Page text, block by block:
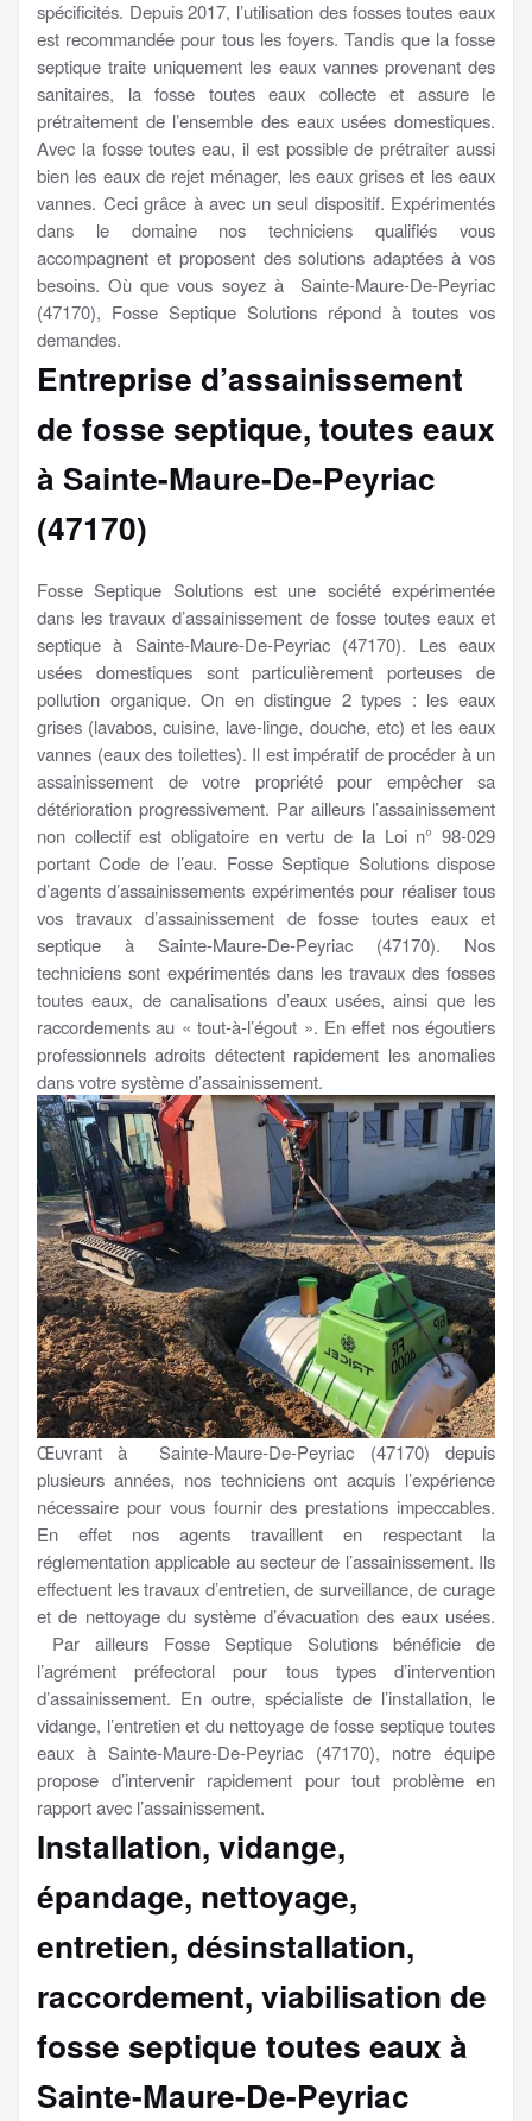
spécificités. Depuis 2017, l’utilisation des fosses toutes eaux
est recommandée pour tous les foyers. Tandis que la fosse
septique traite uniquement les eaux vannes provenant des
sanitaires, la fosse toutes eaux collecte et assure le
prétraitement de l’ensemble des eaux usées domestiques.
Avec la fosse toutes eau, il est possible de prétraiter aussi
bien les eaux de rejet ménager, les eaux grises et les eaux
vannes. Ceci grâce à avec un seul dispositif. Expérimentés
dans le domaine nos techniciens qualifiés vous
accompagnent et proposent des solutions adaptées à vos
besoins. Où que vous soyez à Sainte-Maure-De-Peyriac
(47170), Fosse Septique Solutions répond à toutes vos
demandes.
Entreprise d’assainissement
de fosse septique, toutes eaux
à Sainte-Maure-De-Peyriac
(47170)
Fosse Septique Solutions est une société expérimentée
dans les travaux d’assainissement de fosse toutes eaux et
septique à Sainte-Maure-De-Peyriac (47170). Les eaux
usées domestiques sont particulièrement porteuses de
pollution organique. On en distingue 2 types : les eaux
grises (lavabos, cuisine, lave-linge, douche, etc) et les eaux
vannes (eaux des toilettes). Il est impératif de procéder à un
assainissement de votre propriété pour empêcher sa
détérioration progressivement. Par ailleurs l’assainissement
non collectif est obligatoire en vertu de la Loi n° 98-029
portant Code de l’eau. Fosse Septique Solutions dispose
d’agents d’assainissements expérimentés pour réaliser tous
vos travaux d’assainissement de fosse toutes eaux et
septique à Sainte-Maure-De-Peyriac (47170). Nos
techniciens sont expérimentés dans les travaux des fosses
toutes eaux, de canalisations d’eaux usées, ainsi que les
raccordements au « tout-à-l’égout ». En effet nos égoutiers
professionnels adroits détectent rapidement les anomalies
dans votre système d’assainissement.
Œuvrant à Sainte-Maure-De-Peyriac (47170) depuis
plusieurs années, nos techniciens ont acquis l’expérience
nécessaire pour vous fournir des prestations impeccables.
En effet nos agents travaillent en respectant la
réglementation applicable au secteur de l’assainissement. Ils
effectuent les travaux d’entretien, de surveillance, de curage
et de nettoyage du système d’évacuation des eaux usées.
Par ailleurs Fosse Septique Solutions bénéficie de
l’agrément préfectoral pour tous types d’intervention
d’assainissement. En outre, spécialiste de l’installation, le
vidange, l’entretien et du nettoyage de fosse septique toutes
eaux à Sainte-Maure-De-Peyriac (47170), notre équipe
propose d’intervenir rapidement pour tout problème en
rapport avec l’assainissement.
Installation, vidange,
épandage, nettoyage,
entretien, désinstallation,
raccordement, viabilisation de
fosse septique toutes eaux à
Sainte-Maure-De-Peyriac